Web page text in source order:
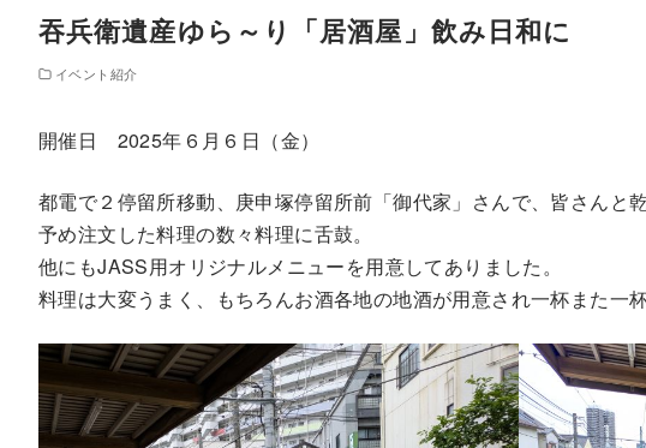
吞兵衛遺産ゆら～り「居酒屋」飲み日和に
イベント紹介
開催日 2025年６月６日（金）
都電で２停留所移動、庚申塚停留所前「御代家」さんで、皆さんと乾
予め注文した料理の数々料理に舌鼓。
他にもJASS用オリジナルメニューを用意してありました。
料理は大変うまく、もちろんお酒各地の地酒が用意され一杯また一